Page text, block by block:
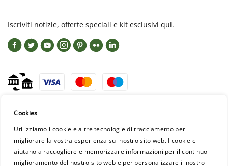
Iscriviti notizie, offerte speciali e kit esclusivi qui.
Cookies
Utilizziamo i cookie e altre tecnologie di tracciamento per
migliorare la vostra esperienza sul nostro sito web. I cookie ci
aiutano a raccogliere e memorizzare informazioni per il continuo
miglioramento del nostro sito web e per personalizzare il nostro